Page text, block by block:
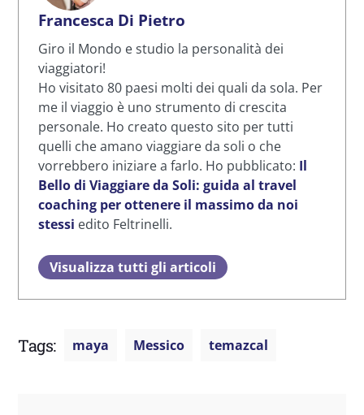
Francesca Di Pietro
Giro il Mondo e studio la personalità dei
viaggiatori!
Ho visitato 80 paesi molti dei quali da sola. Per
me il viaggio è uno strumento di crescita
personale. Ho creato questo sito per tutti
quelli che amano viaggiare da soli o che
vorrebbero iniziare a farlo. Ho pubblicato: Il
Bello di Viaggiare da Soli: guida al travel
coaching per ottenere il massimo da noi
stessi edito Feltrinelli.
Visualizza tutti gli articoli
Tags: maya Messico temazcal